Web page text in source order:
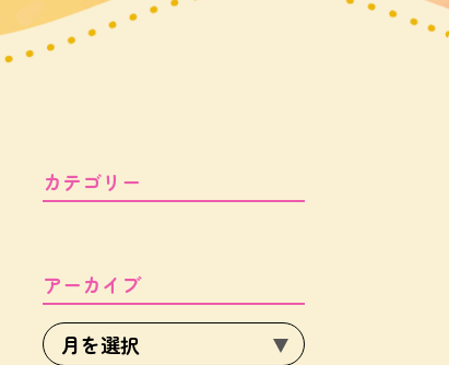
カテゴリー
アーカイブ